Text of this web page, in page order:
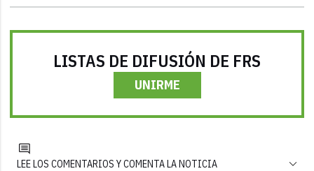
LISTAS DE DIFUSIÓN DE FRS
UNIRME
LEE LOS COMENTARIOS Y COMENTA LA NOTICIA